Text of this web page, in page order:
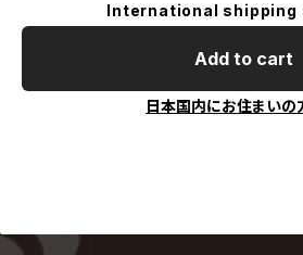
International shipping
Add to cart
日本国内にお住まいの